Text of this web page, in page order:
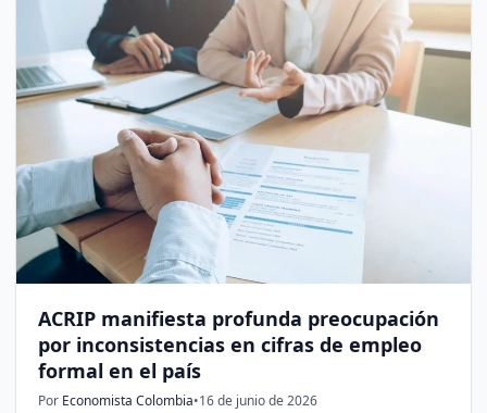
ACRIP manifiesta profunda preocupación
por inconsistencias en cifras de empleo
formal en el país
Por Economista Colombia•16 de junio de 2026